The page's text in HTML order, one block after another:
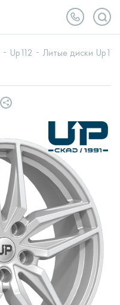
Up112 Литые диски